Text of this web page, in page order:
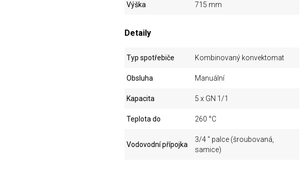
Výška 715 mm
Detaily
Typ spotřebiče Kombinovaný konvektomat
Obsluha Manuální
Kapacita 5 x GN 1/1
Teplota do 260 °C
Vodovodní přípojka
3/4 " palce (šroubovaná,
samice)